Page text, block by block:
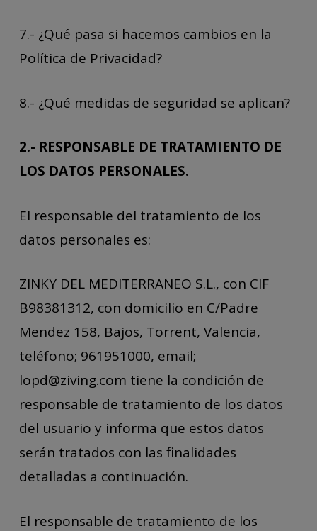
7.- ¿Qué pasa si hacemos cambios en la
Política de Privacidad?
8.- ¿Qué medidas de seguridad se aplican?
2.- RESPONSABLE DE TRATAMIENTO DE
LOS DATOS PERSONALES.
El responsable del tratamiento de los
datos personales es:
ZINKY DEL MEDITERRANEO S.L., con CIF
B98381312, con domicilio en C/Padre
Mendez 158, Bajos, Torrent, Valencia,
teléfono; 961951000, email;
lopd@ziving.com tiene la condición de
responsable de tratamiento de los datos
del usuario y informa que estos datos
serán tratados con las finalidades
detalladas a continuación.
El responsable de tratamiento de los